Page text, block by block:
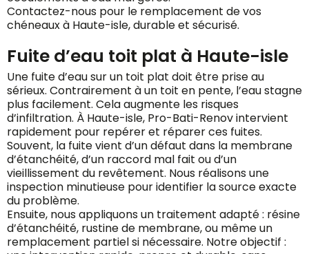
Contactez-nous pour le remplacement de vos
chéneaux à Haute-isle, durable et sécurisé.
Fuite d’eau toit plat à Haute-isle
Une fuite d’eau sur un toit plat doit être prise au
sérieux. Contrairement à un toit en pente, l’eau stagne
plus facilement. Cela augmente les risques
d’infiltration. À Haute-isle, Pro-Bati-Renov intervient
rapidement pour repérer et réparer ces fuites.
Souvent, la fuite vient d’un défaut dans la membrane
d’étanchéité, d’un raccord mal fait ou d’un
vieillissement du revêtement. Nous réalisons une
inspection minutieuse pour identifier la source exacte
du problème.
Ensuite, nous appliquons un traitement adapté : résine
d’étanchéité, rustine de membrane, ou même un
remplacement partiel si nécessaire. Notre objectif :